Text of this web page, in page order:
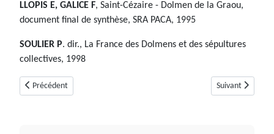
LLOPIS E, GALICE F, Saint-Cézaire - Dolmen de la Graou,
document final de synthèse, SRA PACA, 1995
SOULIER P. dir., La France des Dolmens et des sépultures
collectives, 1998
Article précédent : Dolmens des Adrets (Brignoles, Var)
Précédent Article suivant :
Suivant